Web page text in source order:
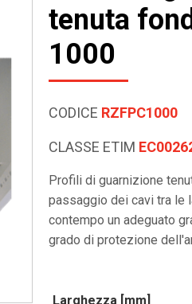
tenuta
1000
CODICE RZFPC1000
CLASSE ETIM
Profili di guarnizione
passaggio dei cavi tra le
contempo un adeguato
grado di protezione
Larghezza [mm]